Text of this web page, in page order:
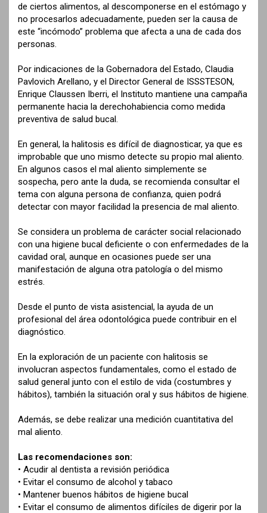
de ciertos alimentos, al descomponerse en el estómago y
no procesarlos adecuadamente, pueden ser la causa de
este “incómodo” problema que afecta a una de cada dos
personas.
Por indicaciones de la Gobernadora del Estado, Claudia
Pavlovich Arellano, y el Director General de ISSSTESON,
Enrique Claussen Iberri, el Instituto mantiene una campaña
permanente hacia la derechohabiencia como medida
preventiva de salud bucal.
En general, la halitosis es difícil de diagnosticar, ya que es
improbable que uno mismo detecte su propio mal aliento.
En algunos casos el mal aliento simplemente se
sospecha, pero ante la duda, se recomienda consultar el
tema con alguna persona de confianza, quien podrá
detectar con mayor facilidad la presencia de mal aliento.
Se considera un problema de carácter social relacionado
con una higiene bucal deficiente o con enfermedades de la
cavidad oral, aunque en ocasiones puede ser una
manifestación de alguna otra patología o del mismo
estrés.
Desde el punto de vista asistencial, la ayuda de un
profesional del área odontológica puede contribuir en el
diagnóstico.
En la exploración de un paciente con halitosis se
involucran aspectos fundamentales, como el estado de
salud general junto con el estilo de vida (costumbres y
hábitos), también la situación oral y sus hábitos de higiene.
Además, se debe realizar una medición cuantitativa del
mal aliento.
Las recomendaciones son:
• Acudir al dentista a revisión periódica
• Evitar el consumo de alcohol y tabaco
• Mantener buenos hábitos de higiene bucal
• Evitar el consumo de alimentos difíciles de digerir por la